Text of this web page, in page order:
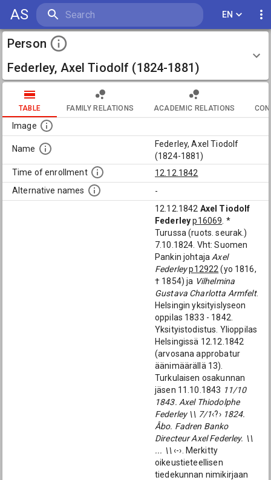
AS EN
Person
Federley, Axel Tiodolf (1824-1881)
TABLE FAMILY RELATIONS ACADEMIC RELATIONS
Image
Name
Federley, Axel Tiodolf
(1824-1881)
Time of enrollment
12.12.1842
Alternative names
-
12.12.1842 Axel Tiodolf
Federley p16069 . *
Turussa (ruots. seurak.)
7.10.1824. Vht: Suomen
Pankin johtaja Axel
Federleyp12922 (yo 1816,
† 1854) ja Vilhelmina
Gustava Charlotta Armfelt.
Helsingin yksityislyseon
oppilas 1833 - 1842.
Yksityistodistus. Ylioppilas
Helsingissä 12.12.1842
(arvosana approbatur
äänimäärällä 13).
Turkulaisen osakunnan
jäsen 11.10.1843 11/10
1843. Axel Thiodolphe
Federley \\ 7/1‹?›1824.
Åbo. Fadren Banko
Directeur Axel Federley. \\
... \\ ‹-›. Merkitty
oikeustieteellisen
tiedekunnan nimikirjaan